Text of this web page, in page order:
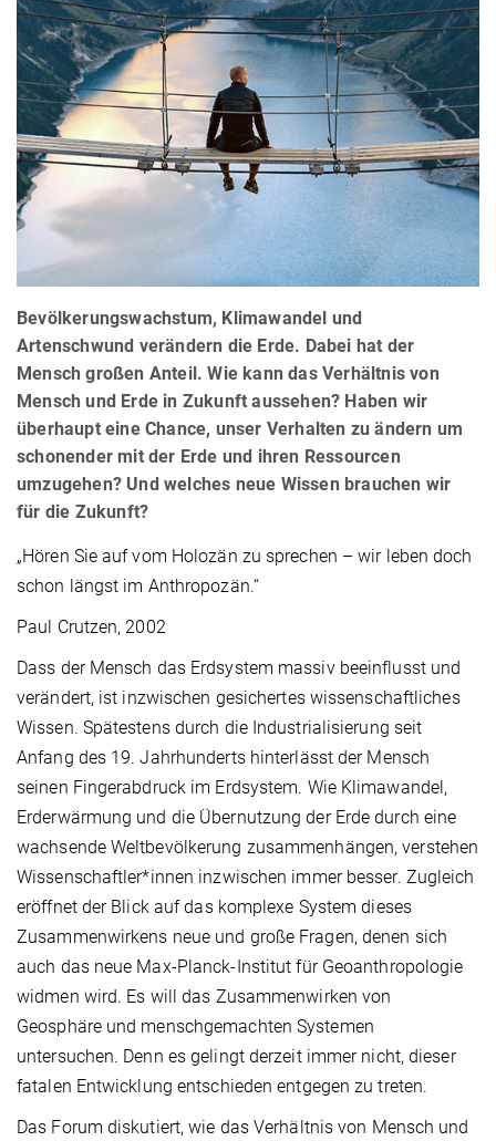
Bevölkerungswachstum, Klimawandel und
Artenschwund verändern die Erde. Dabei hat der
Mensch großen Anteil. Wie kann das Verhältnis von
Mensch und Erde in Zukunft aussehen? Haben wir
überhaupt eine Chance, unser Verhalten zu ändern um
schonender mit der Erde und ihren Ressourcen
umzugehen? Und welches neue Wissen brauchen wir
für die Zukunft?
„Hören Sie auf vom Holozän zu sprechen – wir leben doch
schon längst im Anthropozän.“
Paul Crutzen, 2002
Dass der Mensch das Erdsystem massiv beeinflusst und
verändert, ist inzwischen gesichertes wissenschaftliches
Wissen. Spätestens durch die Industrialisierung seit
Anfang des 19. Jahrhunderts hinterlässt der Mensch
seinen Fingerabdruck im Erdsystem. Wie Klimawandel,
Erderwärmung und die Übernutzung der Erde durch eine
wachsende Weltbevölkerung zusammenhängen, verstehen
Wissenschaftler*innen inzwischen immer besser. Zugleich
eröffnet der Blick auf das komplexe System dieses
Zusammenwirkens neue und große Fragen, denen sich
auch das neue Max-Planck-Institut für Geoanthropologie
widmen wird. Es will das Zusammenwirken von
Geosphäre und menschgemachten Systemen
untersuchen. Denn es gelingt derzeit immer nicht, dieser
fatalen Entwicklung entschieden entgegen zu treten.
Das Forum diskutiert, wie das Verhältnis von Mensch und